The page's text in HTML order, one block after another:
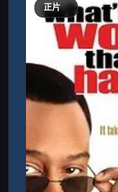
正片